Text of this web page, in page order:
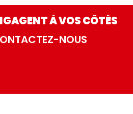
À VOS CÔTÉS
NOUS